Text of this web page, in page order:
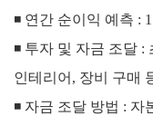
◾ 연간 순이익 예측 :
◾ 투자 및 자금 조달 :
인테리어, 장비 구매
◾ 자금 조달 방법 : 자